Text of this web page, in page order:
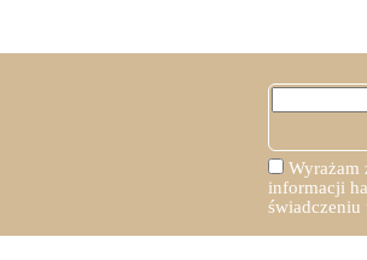
Wyrażam
informacji
świadczeniu